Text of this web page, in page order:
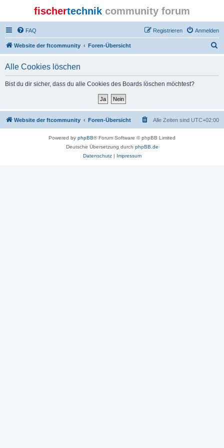
fischertechnik community forum
FAQ Anmelden
Registrieren
Website der ftcommunity Foren-Übersicht
Alle Cookies löschen
Bist du dir sicher, dass du alle Cookies des Boards löschen möchtest?
Website der ftcommunity Foren-Übersicht Alle Zeiten sind UTC+02:00
Powered by phpBB® Forum Software © phpBB Limited
Deutsche Übersetzung durch phpBB.de
Datenschutz| Impressum